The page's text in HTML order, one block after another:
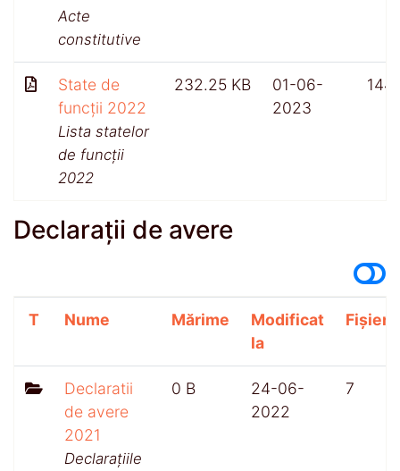
Acte
constitutive
State de
funcții 2022
Lista statelor
de funcții
2022
232.25 KB
01-06-
2023
Declarații de avere
T Nume Mărime
Modificat
la
Fișiere
Declaratii
de avere
2021
Declarațiile
0 B
24-06-
2022
7